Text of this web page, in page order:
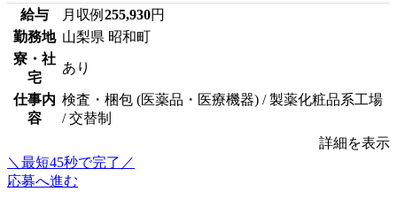
給与 月収例 255,930円
勤務地 山梨県 昭和町
寮・社
宅
あり
仕事内
容
検査・梱包 (医薬品・医療機器) / 製薬化粧品系工場
/ 交替制
詳細を表示
＼最短45秒で完了／
応募へ進む